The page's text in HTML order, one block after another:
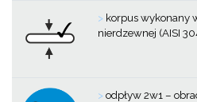
> korpus wykonany
nierdzewnej (AISI
>odpływ 2w1 –